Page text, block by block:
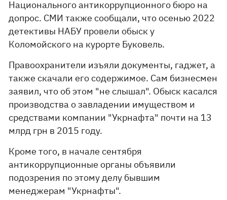
Национального антикоррупционного бюро на
допрос. СМИ также сообщали, что осенью 2022
детективы НАБУ провели обыск у
Коломойского на курорте Буковель.
Правоохранители изъяли документы, гаджет, а
также скачали его содержимое. Сам бизнесмен
заявил, что об этом "не слышал". Обыск касался
производства о завладении имуществом и
средствами компании "Укрнафта" почти на 13
млрд грн в 2015 году.
Кроме того, в начале сентября
антикоррупционные органы объявили
подозрения по этому делу бывшим
менеджерам "Укрнафты".